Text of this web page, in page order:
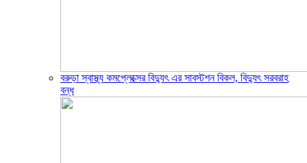
বরুড়া স্বাস্থ্য কমপ্লেক্সের বিদ্যুৎ এর সাবস্টশন বিকল, বিদ্যুৎ সরবরাহ
বন্ধ